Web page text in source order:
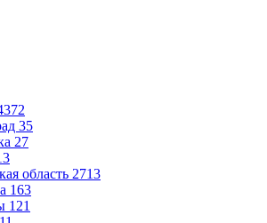
35
27
область 2713
163
121